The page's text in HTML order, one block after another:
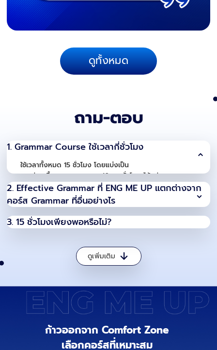
ดูทั้งหมด
ถาม-ตอบ
1. Grammar Course ใช้เวลากี่ชั่วโมง
ใช้เวลาทั้งหมด 15 ชั่วโมง โดยแบ่งเป็น
ส่วนเนื้อหา
10
ชั่วโมง ได้แก่
Main Structure
7
ชั่วโมง
English Weapons
2.5
Everyday Mistakes
0.5
ชั่วโมง
โดยส่วนเนื้อหาจะเน้นการวิเคราะห์ ทำให้จดจำง่าย เนื่องจาก
มีการกระตุ้นให้ผู้คิด ได้วิเคราะห์ก่อนเสมอ จึงค่อยถ่ายทอด
ลำดับความสำคัญทำให้เกิดภาพที่ชัดเจนกับสมอง โดยการ
เรียนจะตอบคำถามหลักๆ 2 ข้อ คือ รูปแบบเป็นอย่างไร และ
จะเป็นแบบฝึกหัดแยกเรื่องจากง่ายไปสู่ยาก และแบบฝึกหัด
ผสม ทำให้ผู้เรียนสามารถทบทวนแต่ละเนื้อหาและความเชื่อม
โยงได้อย่างมีประสิทธิภาพ
2. Effective Grammar ที่ ENG ME UP แตกต่างจาก
คอร์ส Grammar ที่อื่นอย่างไร
3. 15 ชั่วโมงเพียงพอหรือไม่?
ดูเพิ่มเติม
ก้าวออกจาก Comfort Zone
เลือกคอร์สที่เหมาะสม